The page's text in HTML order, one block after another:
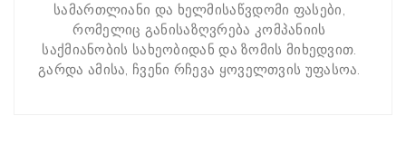
სამართლიანი და ხელმისაწვდომი ფასები,
რომელიც განისაზღვრება კომპანიის
საქმიანობის სახეობიდან და ზომის მიხედვით.
გარდა ამისა, ჩვენი რჩევა ყოველთვის უფასოა.